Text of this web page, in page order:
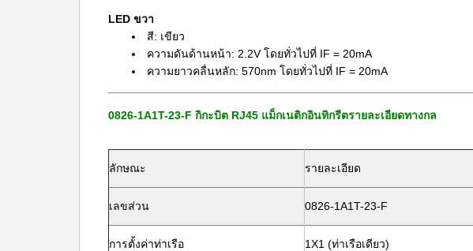
LED ขวา
สี: เขียว
ความดันด้านหน้า: 2.2V โดยทั่วไปที่ IF = 20mA
ความยาวคลื่นหลัก: 570nm โดยทั่วไปที่ IF = 20mA
0826-1A1T-23-F กิกะบิต RJ45 แม็กเนติกอินทิกรีตรายละเอียดทางกล
ลักษณะ รายละเอียด
เลขส่วน 0826-1A1T-23-F
การตั้งค่าท่าเรือ 1X1 (ท่าเรือเดียว)